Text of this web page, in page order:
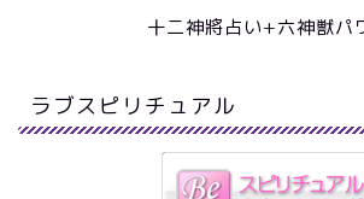
十二神將占い+六神獣パ
ラブスピリチュアル